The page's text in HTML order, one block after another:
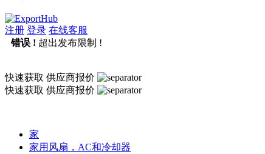
注册 登录 在线客服
错误 ! 超出发布限制 !
快速获取 供应商报价
快速获取 供应商报价
家
家用风扇，AC和冷却器